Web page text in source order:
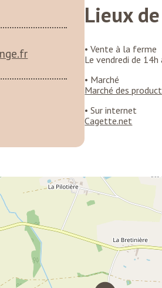
Lieux
• Vente à la ferme
Le vendredi de
• Marché
Marché des
• Sur internet
Cagette.net